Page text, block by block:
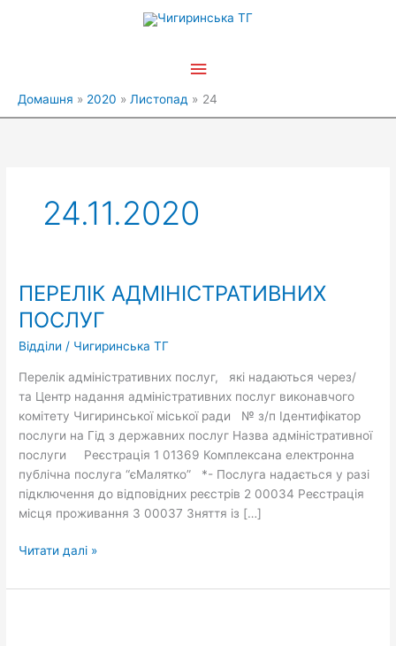
Головне
Домашня 2020 Листопад 24
24.11.2020
ПЕРЕЛІК АДМІНІСТРАТИВНИХ
ПОСЛУГ
Відділи / Чигиринська ТГ
Перелік адміністративних послуг, які надаються через/
та Центр надання адміністративних послуг виконавчого
комітету Чигиринської міської ради № з/п Ідентифікатор
послуги на Гід з державних послуг Назва адміністративної
послуги Реєстрація 1 01369 Комплексана електронна
публічна послуга “єМалятко” *- Послуга надається у разі
підключення до відповідних реєстрів 2 00034 Реєстрація
місця проживання 3 00037 Зняття із […]
ПЕРЕЛІК
АДМІНІСТРАТИВНИХ
ПОСЛУГ
Читати далі »